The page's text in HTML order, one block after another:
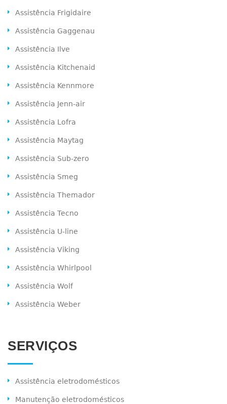
Assistência Frigidaire
Assistência Gaggenau
Assistência Ilve
Assistência Kitchenaid
Assistência Kennmore
Assistência Jenn-air
Assistência Lofra
Assistência Maytag
Assistência Sub-zero
Assistência Smeg
Assistência Themador
Assistência Tecno
Assistência U-line
Assistência Viking
Assistência Whirlpool
Assistência Wolf
Assistência Weber
SERVIÇOS
Assistência eletrodomésticos
Manutenção eletrodomésticos